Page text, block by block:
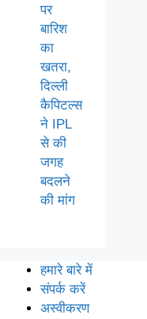
पर
बारिश
का
खतरा,
दिल्ली
कैपिटल्स
ने IPL
से की
जगह
बदलने
की मांग
हमारे बारे में
संपर्क करें
अस्वीकरण